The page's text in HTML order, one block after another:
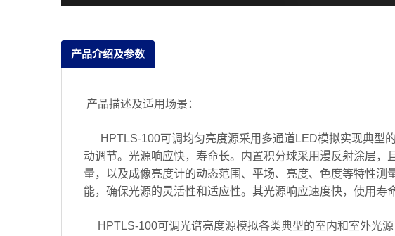
产品介绍及参数
产品描述及适用场景：
HPTLS-100可调均匀亮度源采用多通道LED模拟实现典型
动调节。光源响应快，寿命长。内置积分球采用漫反射涂层
量，以及成像亮度计的动态范围、平场、亮度、色度等特性
能，确保光源的灵活性和适应性。其光源响应速度快，使用寿
HPTLS-100可调光谱亮度源模拟各类典型的室内和室外光